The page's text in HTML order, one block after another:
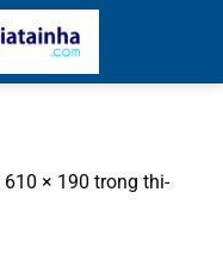
610 × 190 trong thi-